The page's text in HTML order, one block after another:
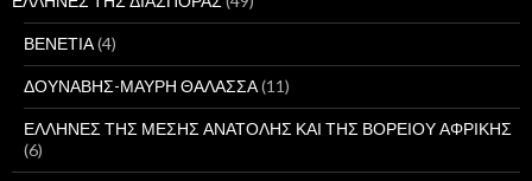
ΒΕΝΕΤΙΑ(4)
ΔΟΥΝΑΒΗΣ-ΜΑΥΡΗ ΘΑΛΑΣΣΑ(11)
ΕΛΛΗΝΕΣ ΤΗΣ ΜΕΣΗΣ ΑΝΑΤΟΛΗΣ ΚΑΙ ΤΗΣ ΒΟΡΕΙΟΥ ΑΦΡΙΚΗΣ
(6)